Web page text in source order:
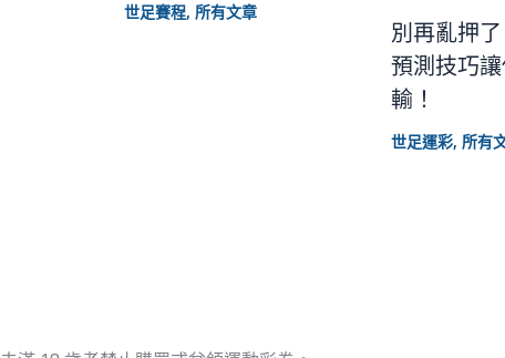
世足賽程, 所有文章
別再亂押
預測技巧
輸！
世足運彩, 所有